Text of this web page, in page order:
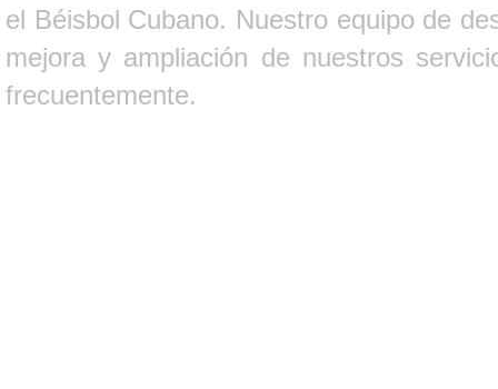
el Béisbol Cubano. Nuestro equipo de
mejora y ampliación de nuestros
frecuentemente.